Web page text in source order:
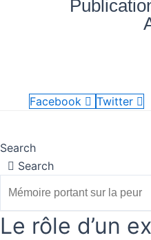
Facebook
Twitter
Search
Search
Le rôle d’un
expert-
l’apport
d’un
fond
libéral